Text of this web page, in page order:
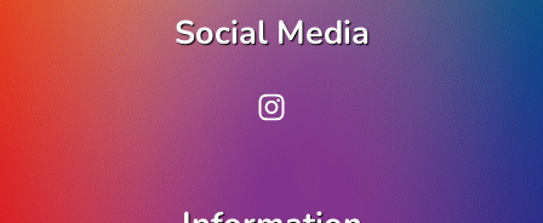
Social Media